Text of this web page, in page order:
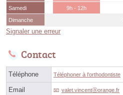
Samedi
9h - 12h
Dimanche
Signaler une erreur
Contact
Téléphone Téléphoner à l'orthodontiste
Email valet.vincentⓐorange.fr